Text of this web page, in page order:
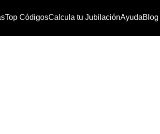
Top CódigosCalcula tu JubilaciónAyudaBlog